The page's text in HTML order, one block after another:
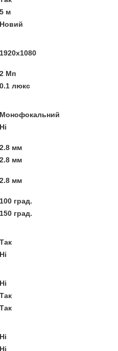
5 м
Новий
1920x1080
2 Мп
0.1 люкс
Монофокальний
Ні
2.8 мм
2.8 мм
2.8 мм
100 град.
150 град.
Так
Ні
Ні
Так
Так
Ні
Ні